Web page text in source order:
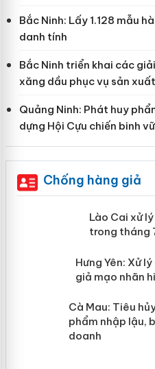
Bắc Ninh: Lấy 1.128 mẫu
danh tính
Bắc Ninh triển khai các
xăng dầu phục vụ sản
Quảng Ninh: Phát huy
dựng Hội Cựu chiến binh
Chống hàng giả
Lào Cai xử
mại trong
Hưng Yên:
hàng giả